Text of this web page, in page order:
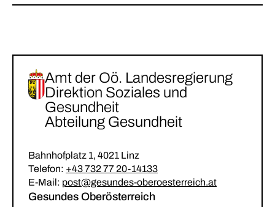
Amt der Oö. Landesregierung
Direktion Soziales und
Gesundheit
Abteilung Gesundheit
Bahnhofplatz 1, 4021 Linz
Telefon: +43 732 77 20-14133
E-Mail: post@gesundes-oberoesterreich.at
Gesundes Oberösterreich